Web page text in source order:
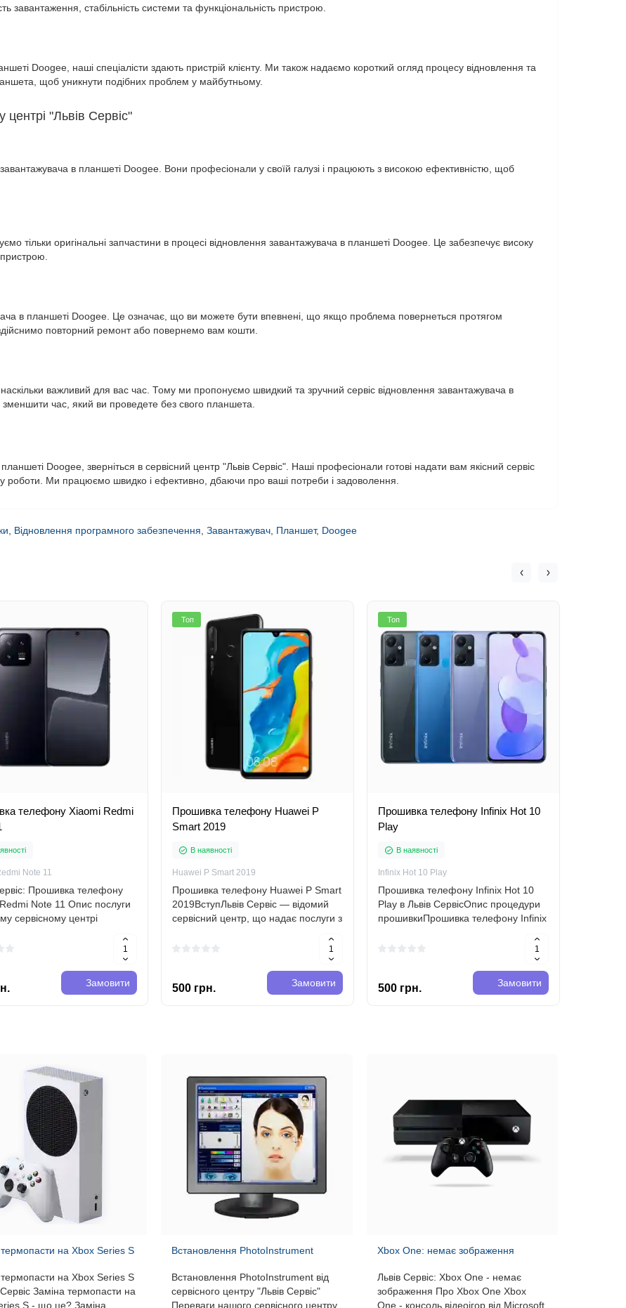
стабільність системи та функціональність пристрою.
Doogee, наші спеціалісти здають пристрій клієнту. Ми також надаємо короткий огляд процесу відновлення та
щоб уникнути подібних проблем у майбутньому.
"Львів Сервіс"
в планшеті Doogee. Вони професіонали у своїй галузі і працюють з високою ефективністю, щоб
тільки оригінальні запчастини в процесі відновлення завантажувача в планшеті Doogee. Це забезпечує високу
в планшеті Doogee. Це означає, що ви можете бути впевнені, що якщо проблема повернеться протягом
повторний ремонт або повернемо вам кошти.
важливий для вас час. Тому ми пропонуємо швидкий та зручний сервіс відновлення завантажувача в
час, який ви проведете без свого планшета.
Doogee, зверніться в сервісний центр "Львів Сервіс". Наші професіонали готові надати вам якісний сервіс
роботи. Ми працюємо швидко і ефективно, дбаючи про ваші потреби і задоволення.
Відновлення програмного забезпечення Завантажувач Планшет, Doogee
телефону Xiaomi Redmi
Note 11
Прошивка телефону
Note 11 Опис послуги
сервісному центрі
Замовити
Топ
Прошивка телефону Huawei P
Smart 2019
В наявності
Huawei P Smart 2019
Прошивка телефону Huawei P Smart
2019ВступЛьвів Сервіс — відомий
сервісний центр, що надає послуги з
розглянемо детальні характеристики
500 грн. Замовити
Топ
Прошивка телефону Infinix Hot 10
Play
В наявності
Infinix Hot 10 Play
Прошивка телефону Infinix Hot 10
Play в Львів СервісОпис процедури
прошивкиПрошивка телефону Infinix
центр "Львів Сервіс". Ця процедура
500 грн. Замовити
на Xbox Series S
на Xbox Series S
Сервіс Заміна термопасти на
S - що це? Заміна
Встановлення PhotoInstrument
Встановлення PhotoInstrument від
сервісного центру "Львів Сервіс"
Переваги нашого сервісного центру
Xbox One: немає зображення
Львів Сервіс: Xbox One - немає
зображення Про Xbox One Xbox
One - консоль відеоігор від Microsoft.